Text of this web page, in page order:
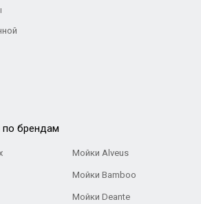
по брендам
Мойки Alveus
Мойки Bamboo
Мойки Deante